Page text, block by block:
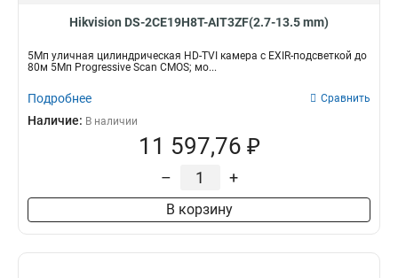
Hikvision DS-2CE19H8T-AIT3ZF(2.7-13.5 mm)
5Мп уличная цилиндрическая HD-TVI камера с EXIR-подсветкой до
80м 5Мп Progressive Scan CMOS; мо...
Подробнее Сравнить
Наличие: В наличии
11 597,76 ₽
– +
В корзину